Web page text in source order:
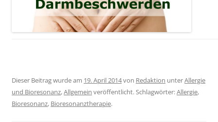
Dieser Beitrag wurde am 19. April 2014von Redaktion unterAllergie
und Bioresonanz,Allgemein veröffentlicht. Schlagwörter:Allergie,
Bioresonanz, Bioresonanztherapie.